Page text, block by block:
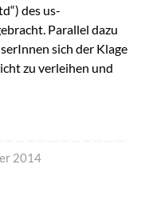
des us-
Parallel dazu
sich der Klage
zu verleihen und
2014